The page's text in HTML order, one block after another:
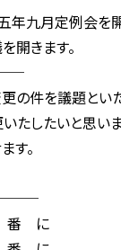
九月定例会を開
きます。
件を議題といた
たしたいと思いま
す。
に